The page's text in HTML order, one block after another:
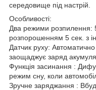
середовище під настрій.
Особливості:
Два режими розпилення:
розпорошенням 5 сек. з
Датчик руху:
заощаджує заряд
Функція засинання :
режим сну, коли
Зручне заряджання :